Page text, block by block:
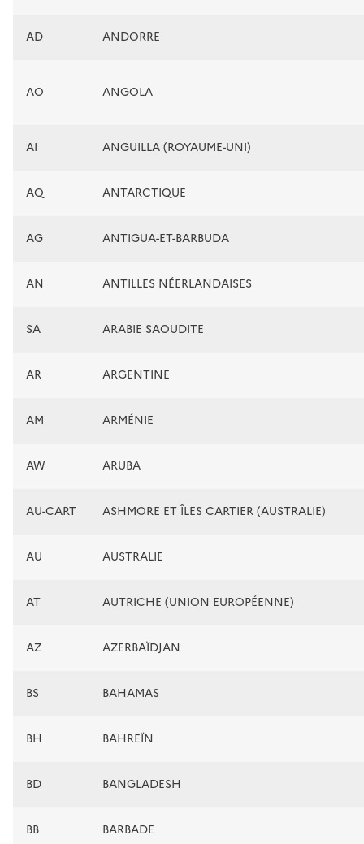
AD ANDORRE
AO ANGOLA
AI ANGUILLA (ROYAUME-UNI)
AQ ANTARCTIQUE
AG ANTIGUA-ET-BARBUDA
AN ANTILLES NÉERLANDAISES
SA ARABIE SAOUDITE
AR ARGENTINE
AM ARMÉNIE
AW ARUBA
AU-CART ASHMORE ET ÎLES CARTIER (AUSTRALIE)
AU AUSTRALIE
AT AUTRICHE (UNION EUROPÉENNE)
AZ AZERBAÏDJAN
BS BAHAMAS
BH BAHREÏN
BD BANGLADESH
BB BARBADE